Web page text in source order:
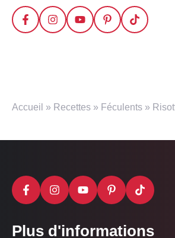
Accueil » Recettes » Féculents »
Plus d'informations